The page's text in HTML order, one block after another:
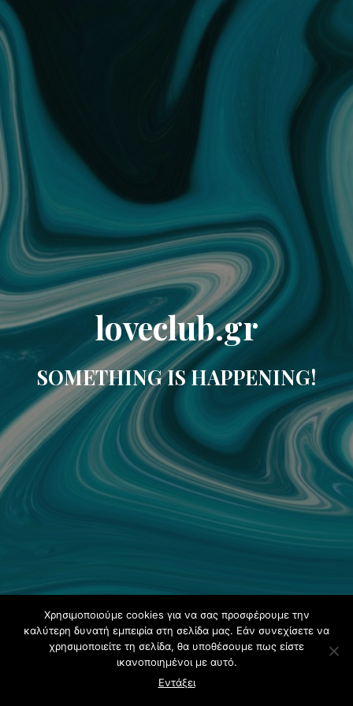
loveclub.gr
SOMETHING IS HAPPENING!
Χρησιμοποιούμε cookies για να σας προσφέρουμε την
καλύτερη δυνατή εμπειρία στη σελίδα μας. Εάν συνεχίσετε να
χρησιμοποιείτε τη σελίδα, θα υποθέσουμε πως είστε
ικανοποιημένοι με αυτό.
Εντάξει